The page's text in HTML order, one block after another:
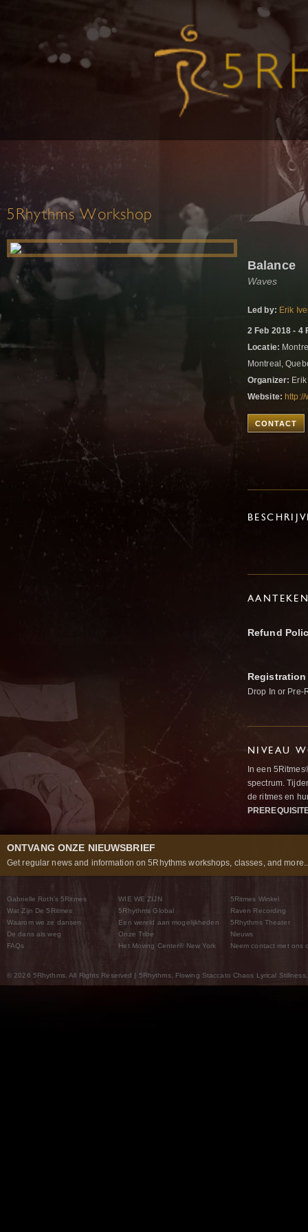
5Rhythms Workshop
Balance
Waves
Led by: Erik
2 Feb 2018 - 4
Locatie:
Montreal,
Organizer:
Website:
CONTACT
Refund
Drop In or Pre-
NIVEAU
In een
spectrum.
de ritmes en
ONTVANG ONZE NIEUWSBRIEF
Get regular news and information on 5Rhythms workshops, classes, and
Gabrielle Roth’s 5Ritmes
Wat Zijn De 5Ritmes
Waarom we ze dansen
De dans als weg
FAQs
WIE WE ZIJN
5Rhythms Global
Een wereld aan mogelijkheden
Onze Tribe
Het Moving Center® New York
5Ritmes Winkel
Raven Recording
5Rhythms Theater
Nieuws
Neem contact met ons
© 2026 5Rhythms. All Rights Reserved | 5Rhythms, Flowing Staccato Chaos Lyrical